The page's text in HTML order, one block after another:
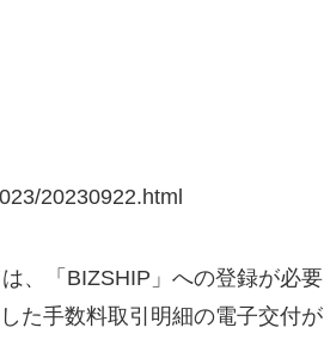
20230922.html
、「BIZSHIP」への登録が必要
た手数料取引明細の電子交付が